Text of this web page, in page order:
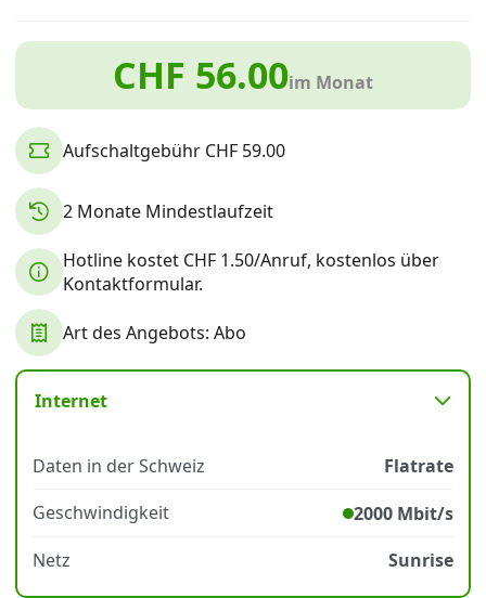
Aktionen
News
Forum
Über uns
Datenschutz·AGB·Impressum
CHF 56.00im Monat
Aufschaltgebühr CHF 59.00
2 Monate Mindestlaufzeit
Hotline kostet CHF 1.50/Anruf, kostenlos über
Kontaktformular.
Art des Angebots: Abo
Internet
Daten in der Schweiz
Flatrate
Geschwindigkeit
2000 Mbit/s
Netz
Sunrise